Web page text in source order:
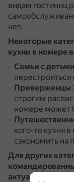
видам гостиниц
нет.
Некоторые
кухни в номере
Семьи с детьми
строгим
номере может
кого-то кухня
сэкономить на
Для других
актуальна
Им,